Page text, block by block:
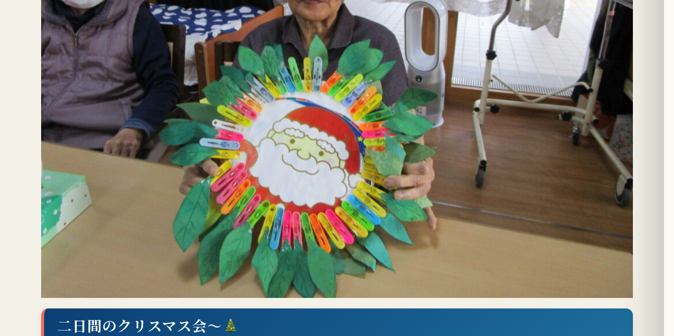
二日間のクリスマス会～